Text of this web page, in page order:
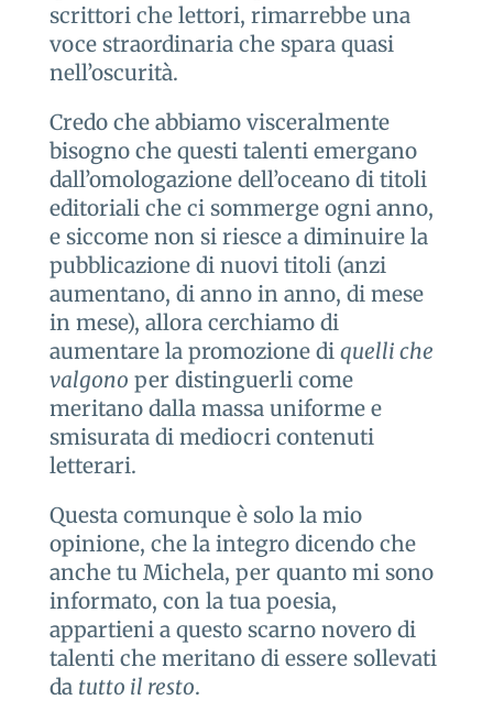
scrittori che lettori, rimarrebbe una
voce straordinaria che spara quasi
nell’oscurità.
Credo che abbiamo visceralmente
bisogno che questi talenti emergano
dall’omologazione dell’oceano di titoli
editoriali che ci sommerge ogni anno,
e siccome non si riesce a diminuire la
pubblicazione di nuovi titoli (anzi
aumentano, di anno in anno, di mese
in mese), allora cerchiamo di
aumentare la promozione di quelli che
valgono per distinguerli come
meritano dalla massa uniforme e
smisurata di mediocri contenuti
letterari.
Questa comunque è solo la mio
opinione, che la integro dicendo che
anche tu Michela, per quanto mi sono
informato, con la tua poesia,
appartieni a questo scarno novero di
talenti che meritano di essere sollevati
da tutto il resto.